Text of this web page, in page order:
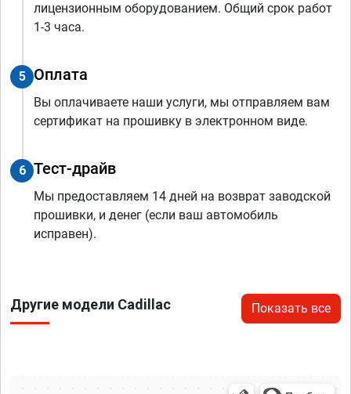
лицензионным оборудованием. Общий срок работ
1-3 часа.
5 Оплата
Вы оплачиваете наши услуги, мы отправляем вам
сертификат на прошивку в электронном виде.
6 Тест-драйв
Мы предоставляем 14 дней на возврат заводской
прошивки, и денег (если ваш автомобиль
исправен).
Другие модели Cadillac Показать все